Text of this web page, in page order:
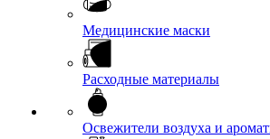
Медицинские маски
Расходные материалы
Освежители воздуха и